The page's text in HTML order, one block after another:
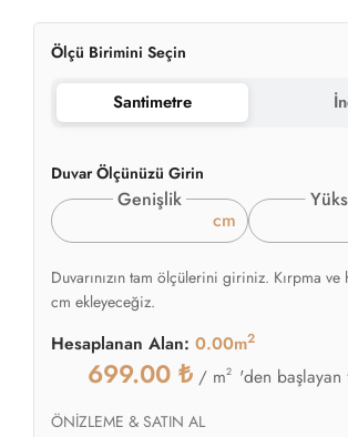
Ölçü Birimini Seçin
Santimetre
Duvar Ölçünüzü Girin
Genişlik
cm
Duvarınızın tam ölçülerini giriniz. Kırpma ve
cm ekleyeceğiz.
Hesaplanan Alan: 0.00m2
699.00 ₺ / m2 'den başlayan
ÖNİZLEME & SATIN AL